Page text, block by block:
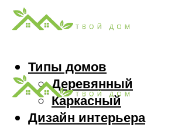
Типы домов
Деревянный
Каркасный
Дизайн интерьера